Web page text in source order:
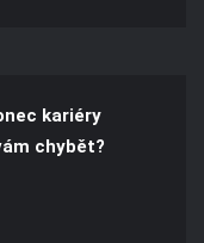
kariéry
chybět?